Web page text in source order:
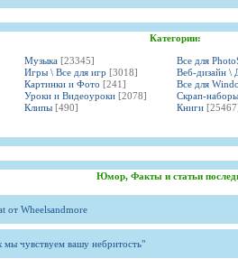
Категории:
Музыка [23345]
Все для
Игры \ Все для игр [3018]
Веб-дизайн \
Картинки и Фото [241]
Все для
Уроки и Видеоуроки [2078]
Скрап-наборы
Клипы [490] Книги
Юмор, Факты и статьи
от Wheelsandmore
мы чувствуем вашу небритость"